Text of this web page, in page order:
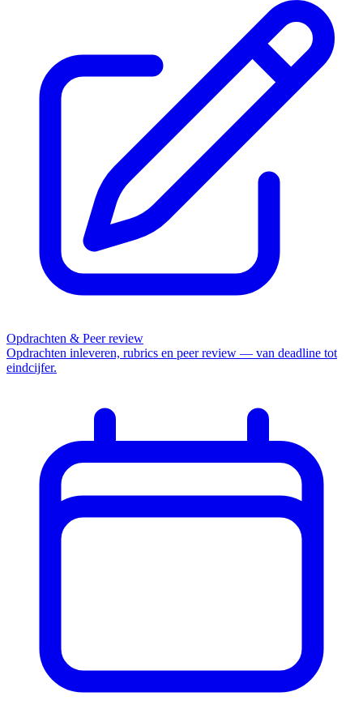
Opdrachten & Peer review
Opdrachten inleveren, rubrics en peer review — van deadline tot
eindcijfer.